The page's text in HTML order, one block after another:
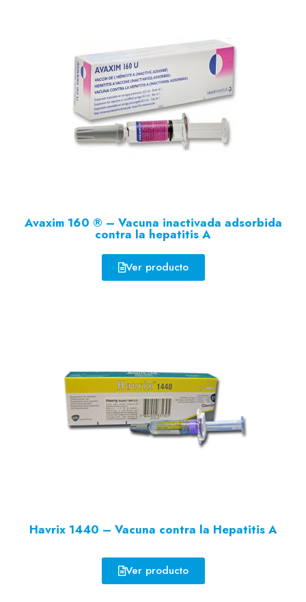
Avaxim 160 ® – Vacuna inactivada adsorbida
contra la hepatitis A
Ver producto
Havrix 1440 – Vacuna contra la Hepatitis A
Ver producto